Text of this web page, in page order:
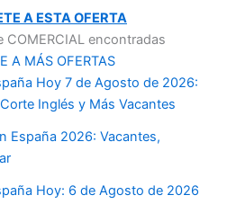
A ESTA OFERTA
COMERCIAL encontradas
A MÁS OFERTAS
Hoy 7 de Agosto de 2026:
Inglés y Más Vacantes
España 2026: Vacantes,
Hoy: 6 de Agosto de 2026